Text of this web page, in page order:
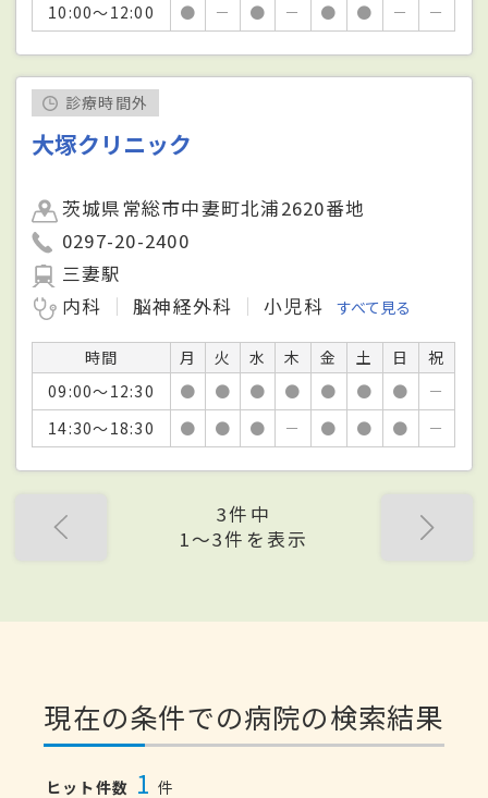
10:00～12:00
● － ● － ● ● － －
診療時間外
大塚クリニック
茨城県常総市中妻町北浦2620番地
0297-20-2400
三妻駅
内科
脳神経外科 小児科 すべて見る
時間 月 火 水 木 金 土 日
祝
09:00～12:30
● ● ● ● ● ● ●
－
14:30～18:30
● ● ● － ● ● ● －
3件中
1〜3件を表示
現在の条件での病院の検索結果
ヒット件数 1 件